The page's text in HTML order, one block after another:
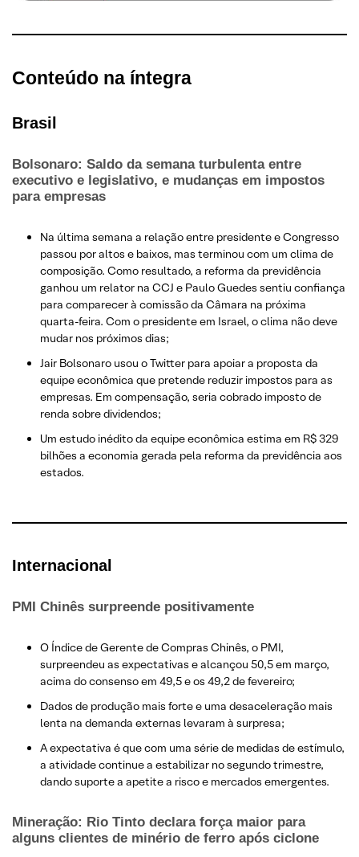
Conteúdo na íntegra
Brasil
Bolsonaro: Saldo da semana turbulenta entre
executivo e legislativo, e mudanças em impostos
para empresas
Na última semana a relação entre presidente e Congresso
passou por altos e baixos, mas terminou com um clima de
composição. Como resultado, a reforma da previdência
ganhou um relator na CCJ e Paulo Guedes sentiu confiança
para comparecer à comissão da Câmara na próxima
quarta-feira. Com o presidente em Israel, o clima não deve
mudar nos próximos dias;
Jair Bolsonaro usou o Twitter para apoiar a proposta da
equipe econômica que pretende reduzir impostos para as
empresas. Em compensação, seria cobrado imposto de
renda sobre dividendos;
Um estudo inédito da equipe econômica estima em R$ 329
bilhões a economia gerada pela reforma da previdência aos
estados.
Internacional
PMI Chinês surpreende positivamente
O Índice de Gerente de Compras Chinês, o PMI,
surpreendeu as expectativas e alcançou 50,5 em março,
acima do consenso em 49,5 e os 49,2 de fevereiro;
Dados de produção mais forte e uma desaceleração mais
lenta na demanda externas levaram à surpresa;
​A expectativa é que com uma série de medidas de estímulo,
a atividade continue a estabilizar no segundo trimestre,
dando suporte a apetite a risco e mercados emergentes.
Mineração: Rio Tinto declara força maior para
alguns clientes de minério de ferro após ciclone